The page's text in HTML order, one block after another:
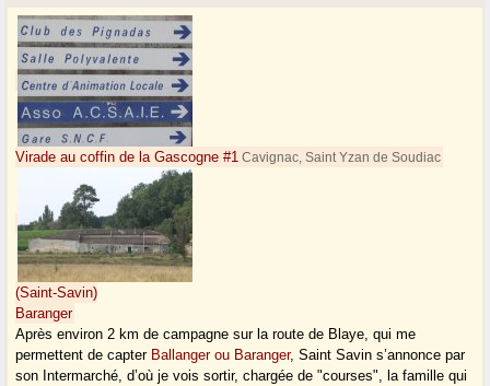
Virade au coffin de la Gascogne #1 Cavignac, Saint Yzan de Soudiac
(Saint-Savin)
Baranger
Après environ 2 km de campagne sur la route de Blaye, qui me
permettent de capter Ballanger ou Baranger, Saint Savin s’annonce par
son Intermarché, d’où je vois sortir, chargée de "courses", la famille qui